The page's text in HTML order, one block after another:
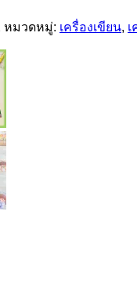
หมวดหมู่: เครื่องเขียน,